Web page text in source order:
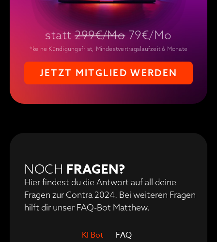
statt299€/Mo79€/Mo
*keine Kündigungsfrist, Mindestvertragslaufzeit 6 Monate
JETZT MITGLIED WERDEN
NOCH FRAGEN?
Hier findest du die Antwort auf all deine
Fragen zur Contra 2024. Bei weiteren Fragen
hilft dir unser FAQ-Bot Matthew.
KI Bot FAQ